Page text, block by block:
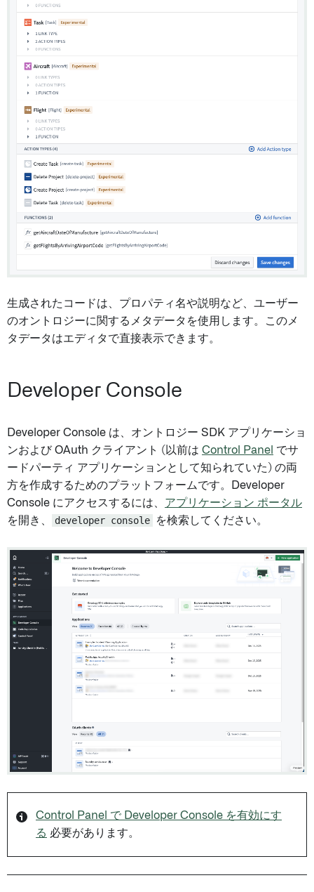
生成されたコードは、プロパティ名や説明など、ユーザー
のオントロジーに関するメタデータを使用します。このメ
タデータはエディタで直接表示できます。
Developer Console
Developer Console は、オントロジー SDK アプリケーショ
ンおよび OAuth クライアント (以前は Control Panel でサ
ードパーティ アプリケーションとして知られていた) の両
方を作成するためのプラットフォームです。Developer
Console にアクセスするには、 アプリケーション ポータル
を開き、
developer console を検索してください。
Control Panel で Developer Console を有効にす
る 必要があります。